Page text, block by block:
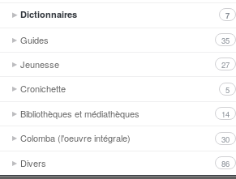
Dictionnaires 7
Guides 35
Jeunesse 27
Cronichette 5
Bibliothèques et médiathèques 14
Colomba (l'oeuvre intégrale) 30
Divers 86